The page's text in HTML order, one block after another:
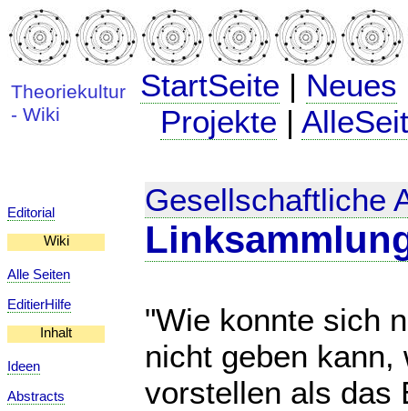
Theoriekultur
- Wiki
StartSeite | Neues
Projekte |
Editorial
Wiki
Alle Seiten
EditierHilfe
Inhalt
Ideen
Abstracts
Gesellschaftliche
"Wie konnte sich
nicht geben
vorstellen als das